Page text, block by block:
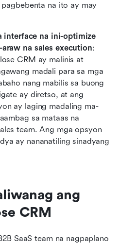
na ito ay may
interface na ini-optimize
na sales execution:
CRM ay malinis at
madali para sa mga
nang mabilis sa buong
ay diretso, at ang
ay laging madaling ma-
sa mataas na
team. Ang mga opsyon
ay nananatiling sinadyang
ang
CRM
SaaS team na nagpaplano